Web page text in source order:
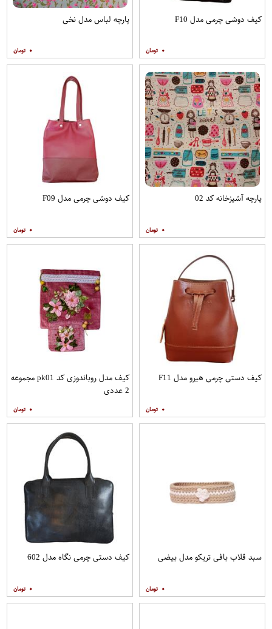
کیف دوشی چرمی مدل F10
۰
پارچه لباس مدل نخی
۰
پارچه آشپزخانه کد 02
۰
کیف دوشی چرمی مدل F09
۰
کیف دستی چرمی هیرو مدل F11
۰
کیف مدل روباندوزی کد pk01 مجموعه
2 عددی
۰
سبد قلاب بافی تریکو مدل بیضی
۰
کیف دستی چرمی نگاه مدل 602
۰